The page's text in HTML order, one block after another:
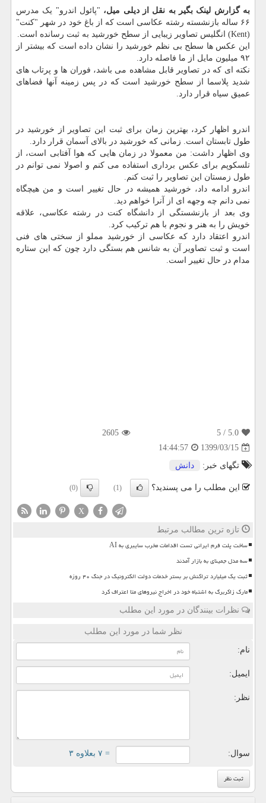
به گزارش لینک بگیر به نقل از دیلی میل، "پائول اندرو" یک مدرس
۶۶ ساله بازنشسته رشته عکاسی است که از باغ خود در شهر "کنت"
(Kent) انگلیس تصاویر زیبایی از سطح خورشید به ثبت رسانده است.
این عکس ها سطح بی نظم خورشید را نشان داده است که بیشتر از
۹۲ میلیون مایل از ما فاصله دارد.
نکته ای که در تصاویر قابل مشاهده می باشد، فوران ها و پرتاب های
شدید پلاسما از سطح خورشید است که در پس زمینه آنها فضاهای
عمیق سیاه قرار دارد.
اندرو اظهار کرد، بهترین زمان برای ثبت این تصاویر از خورشید در
طول تابستان است. زمانی که خورشید در بالای آسمان قرار دارد.
وی اظهار داشت: من معمولا در زمان هایی که هوا آفتابی است، از
تلسکوپم برای عکس برداری استفاده می کنم و اصولا نمی توانم در
طول زمستان این تصاویر را ثبت کنم.
اندرو ادامه داد، خورشید همیشه در حال تغییر است و من هیچگاه
نمی دانم چه وجهه ای از آنرا خواهم دید.
وی بعد از بازنشستگی از دانشگاه کنت در رشته عکاسی، علاقه
خویش را به هنر و نجوم با هم ترکیب کرد.
اندرو اعتقاد دارد که عکاسی از خورشید مملو از سختی های فنی
است و ثبت تصاویر آن به شانس هم بستگی دارد چون که این ستاره
مدام در حال تغییر است.
5.0
/ 5
2605
1399/03/15
14:44:57
تگهای خبر:
دانش
این مطلب را می پسندید؟ (1)
(0)
X
تازه ترین مطالب مرتبط
ساخت پلت فرم ایرانی تست اقدامات مخرب سایبری به AI
سه مدل جمینای به بازار آمدند
ثبت یک میلیارد تراکنش بر بستر خدمات دولت الکترونیک در جنگ ۴۰ روزه
مارک زاکربرگ به اشتباه خود در اخراج نیروهای متا اعتراف کرد
نظرات بینندگان در مورد این مطلب
نظر شما در مورد این مطلب
نام:
ایمیل:
نظر:
سوال: = ۷ بعلاوه ۳